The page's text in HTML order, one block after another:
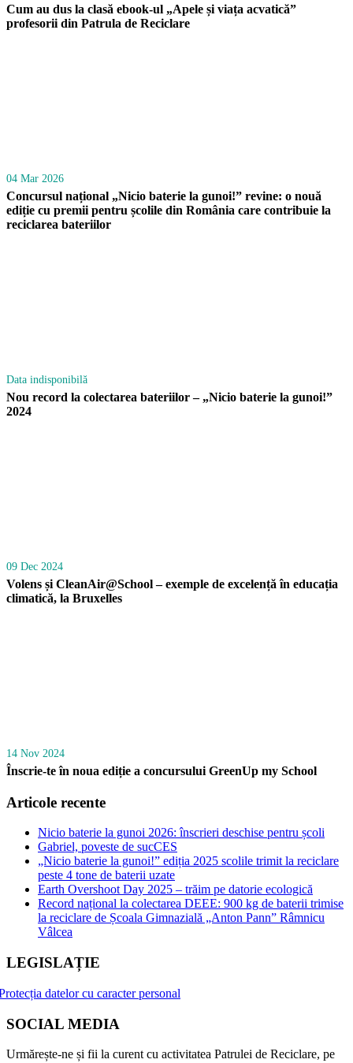
Cum au dus la clasă ebook-ul „Apele și viața acvatică”
profesorii din Patrula de Reciclare
04 Mar 2026
Concursul național „Nicio baterie la gunoi!” revine: o nouă
ediție cu premii pentru școlile din România care contribuie la
reciclarea bateriilor
Data indisponibilă
Nou record la colectarea bateriilor – „Nicio baterie la gunoi!”
2024
09 Dec 2024
Volens și CleanAir@School – exemple de excelență în educația
climatică, la Bruxelles
14 Nov 2024
Înscrie-te în noua ediție a concursului GreenUp my School
Articole recente
Nicio baterie la gunoi 2026: înscrieri deschise pentru școli
Gabriel, poveste de sucCES
„Nicio baterie la gunoi!” ediția 2025 scolile trimit la reciclare
peste 4 tone de baterii uzate
Earth Overshoot Day 2025 – trăim pe datorie ecologică
Record național la colectarea DEEE: 900 kg de baterii trimise
la reciclare de Școala Gimnazială „Anton Pann” Râmnicu
Vâlcea
LEGISLAȚIE
datelor cu caracter personal
SOCIAL MEDIA
Urmărește-ne și fii la curent cu activitatea Patrulei de Reciclare, pe